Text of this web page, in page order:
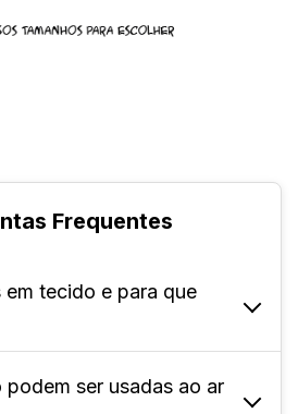
Frequentes
em tecido e para que
para a divulgação visual
podem ser usadas ao ar